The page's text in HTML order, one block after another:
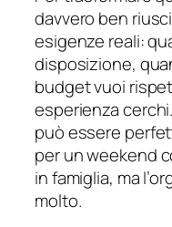
davvero ben
esigenze reali:
disposizione,
budget vuoi
esperienza
può essere
per un weekend
in famiglia, ma
molto.